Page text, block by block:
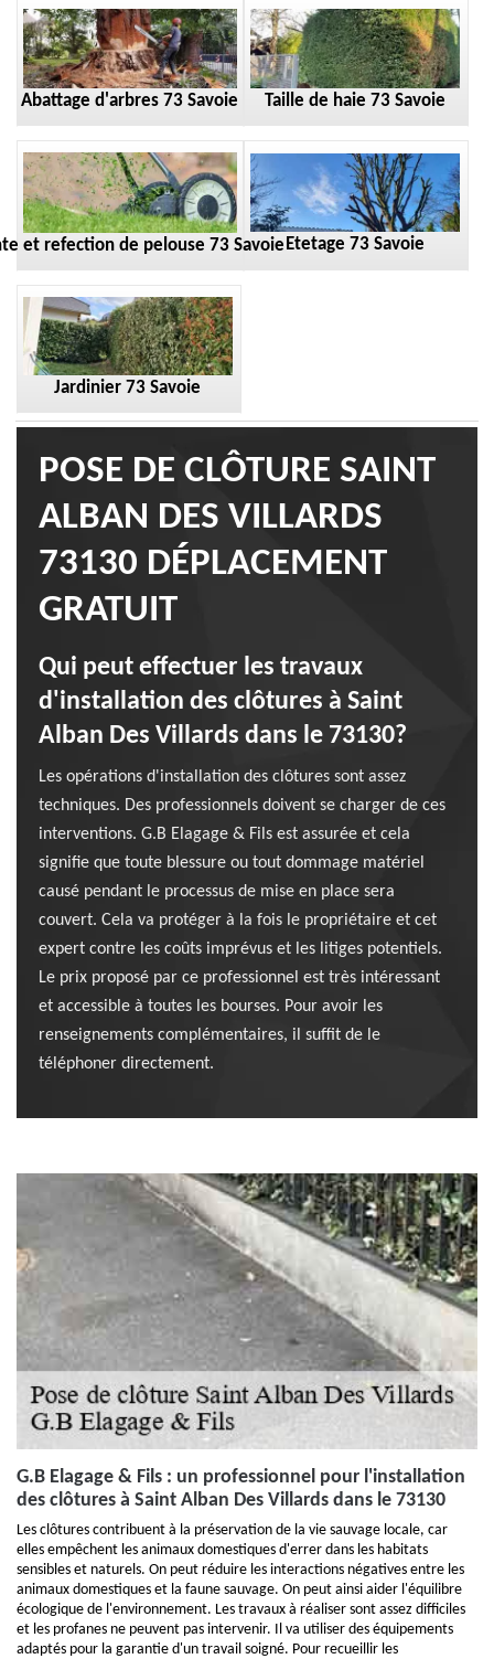
Abattage d'arbres 73 Savoie Taille de haie 73 Savoie
et refection de pelouse 73 Savoie Etetage 73 Savoie
Jardinier 73 Savoie
POSE DE CLÔTURE SAINT
ALBAN DES VILLARDS
73130 DÉPLACEMENT
GRATUIT
Qui peut effectuer les travaux
d'installation des clôtures à Saint
Alban Des Villards dans le 73130?
Les opérations d'installation des clôtures sont assez
techniques. Des professionnels doivent se charger de ces
interventions. G.B Elagage & Fils est assurée et cela
signifie que toute blessure ou tout dommage matériel
causé pendant le processus de mise en place sera
couvert. Cela va protéger à la fois le propriétaire et cet
expert contre les coûts imprévus et les litiges potentiels.
Le prix proposé par ce professionnel est très intéressant
et accessible à toutes les bourses. Pour avoir les
renseignements complémentaires, il suffit de le
téléphoner directement.
G.B Elagage & Fils : un professionnel pour l'installation
des clôtures à Saint Alban Des Villards dans le 73130
Les clôtures contribuent à la préservation de la vie sauvage locale, car
elles empêchent les animaux domestiques d'errer dans les habitats
sensibles et naturels. On peut réduire les interactions négatives entre les
animaux domestiques et la faune sauvage. On peut ainsi aider l'équilibre
écologique de l'environnement. Les travaux à réaliser sont assez difficiles
et les profanes ne peuvent pas intervenir. Il va utiliser des équipements
adaptés pour la garantie d'un travail soigné. Pour recueillir les